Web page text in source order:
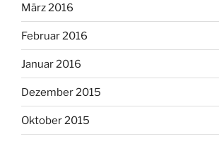
März 2016
Februar 2016
Januar 2016
Dezember 2015
Oktober 2015